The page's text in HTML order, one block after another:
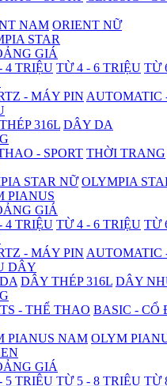
NAM ORIENT NỮ
STAR
GIÁ
4 TRIỆU TỪ 4 - 6 TRIỆU TỪ
- MÁY PIN AUTOMATIC
316L DÂY DA
- SPORT THỜI TRANG
STAR NỮ OLYMPIA
PIANUS
GIÁ
4 TRIỆU TỪ 4 - 6 TRIỆU TỪ
- MÁY PIN AUTOMATIC
DÂY
DÂY THÉP 316L DÂY
- THỂ THAO BASIC - CỔ
PIANUS NAM OLYM
GIÁ
5 TRIỆU TỪ 5 - 8 TRIỆU TỪ